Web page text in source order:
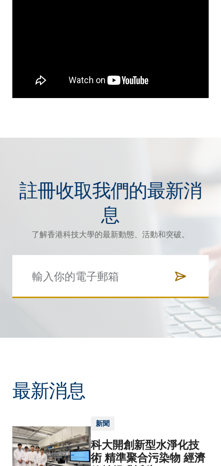
註冊收取我們的最新消
息
了解香港科技大學的最新動態、活動和突破。
最新消息
新聞
科大開創新型水淨化技
術 精準聚合污染物 經濟